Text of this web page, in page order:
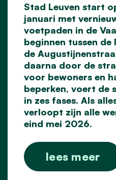
Stad Leuven start
januari met
voetpaden in de
beginnen tussen
de
daarna door de
voor bewoners en
beperken, voert de
in zes fases. Als
verloopt zijn alle
eind mei 2026.
lees meer